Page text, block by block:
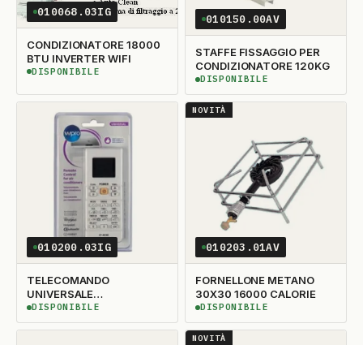
010068.03IG
CONDIZIONATORE 18000
BTU INVERTER WIFI
DISPONIBILE
DISPONIBILE
010150.00AV
STAFFE FISSAGGIO PER
CONDIZIONATORE 120KG
DISPONIBILE
DISPONIBILE
010200.03IG
TELECOMANDO
UNIVERSALE
CLIMATIZZATORE
WHIRPOOL
DISPONIBILE
DISPONIBILE
NOVITÀ
010203.01AV
FORNELLONE METANO
30X30 16000 CALORIE
DISPONIBILE
DISPONIBILE
NOVITÀ